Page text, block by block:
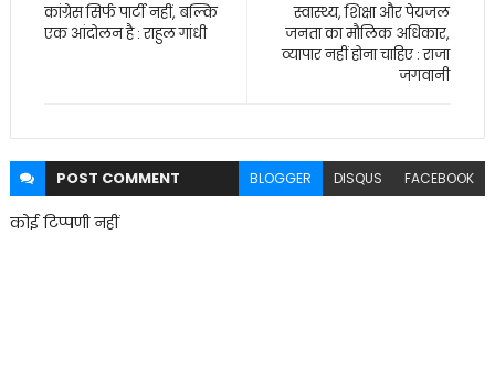
स्वास्थ्य, शिक्षा और पेयजल
जनता का मौलिक अधिकार,
व्यापार नहीं होना चाहिए : राजा
जगवानी
कांग्रेस सिर्फ पार्टी नहीं, बल्कि
एक आंदोलन है : राहुल गांधी
POST COMMENT BLOGGER DISQUS FACEBOOK
कोई टिप्पणी नहीं